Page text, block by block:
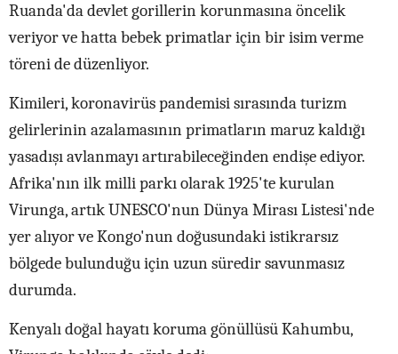
Ruanda'da devlet gorillerin korunmasına öncelik
veriyor ve hatta bebek primatlar için bir isim verme
töreni de düzenliyor.
Kimileri, koronavirüs pandemisi sırasında turizm
gelirlerinin azalamasının primatların maruz kaldığı
yasadışı avlanmayı artırabileceğinden endişe ediyor.
Afrika'nın ilk milli parkı olarak 1925'te kurulan
Virunga, artık UNESCO'nun Dünya Mirası Listesi'nde
yer alıyor ve Kongo'nun doğusundaki istikrarsız
bölgede bulunduğu için uzun süredir savunmasız
durumda.
Kenyalı doğal hayatı koruma gönüllüsü Kahumbu,